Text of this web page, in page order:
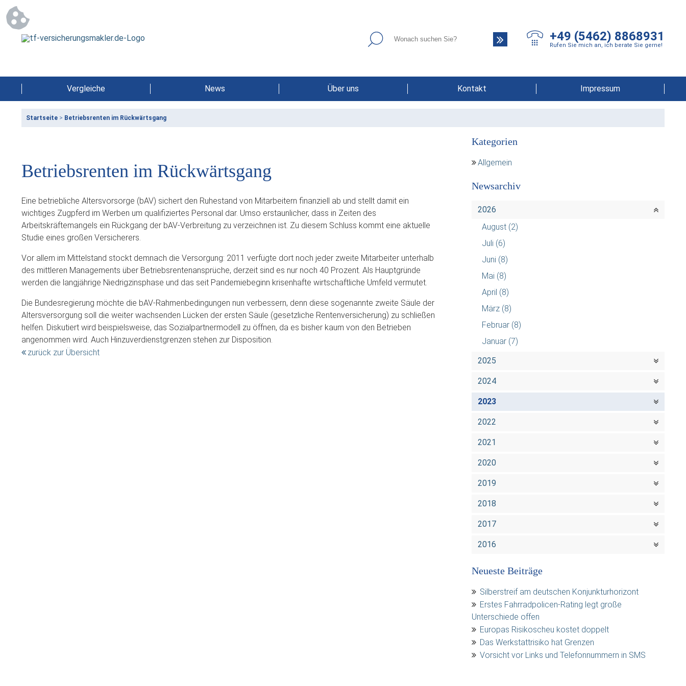
+49 (5462) 8868931
Rufen Sie mich an, ich berate Sie gerne!
Vergleiche News Über uns Kontakt Impressum
Startseite > Betriebsrenten im Rückwärtsgang
Betriebsrenten im Rückwärtsgang
Eine betriebliche Altersvorsorge (bAV) sichert den Ruhestand von Mitarbeitern finanziell ab und stellt damit ein
wichtiges Zugpferd im Werben um qualifiziertes Personal dar. Umso erstaunlicher, dass in Zeiten des
Arbeitskräftemangels ein Rückgang der bAV-Verbreitung zu verzeichnen ist. Zu diesem Schluss kommt eine aktuelle
Studie eines großen Versicherers.
Vor allem im Mittelstand stockt demnach die Versorgung: 2011 verfügte dort noch jeder zweite Mitarbeiter unterhalb
des mittleren Managements über Betriebsrentenansprüche, derzeit sind es nur noch 40 Prozent. Als Hauptgründe
werden die langjährige Niedrigzinsphase und das seit Pandemiebeginn krisenhafte wirtschaftliche Umfeld vermutet.
Die Bundesregierung möchte die bAV-Rahmenbedingungen nun verbessern, denn diese sogenannte zweite Säule der
Altersversorgung soll die weiter wachsenden Lücken der ersten Säule (gesetzliche Rentenversicherung) zu schließen
helfen. Diskutiert wird beispielsweise, das Sozialpartnermodell zu öffnen, da es bisher kaum von den Betrieben
angenommen wird. Auch Hinzuverdienstgrenzen stehen zur Disposition.
zurück zur Übersicht
Kategorien
Allgemein
Newsarchiv
2026
August (2)
Juli (6)
Juni (8)
Mai (8)
April (8)
März (8)
Februar (8)
Januar (7)
2025
2024
2023
2022
2021
2020
2019
2018
2017
2016
Neueste Beiträge
Silberstreif am deutschen Konjunkturhorizont
Erstes Fahrradpolicen-Rating legt große
Unterschiede offen
Europas Risikoscheu kostet doppelt
Das Werkstattrisiko hat Grenzen
Vorsicht vor Links und Telefonnummern in SMS